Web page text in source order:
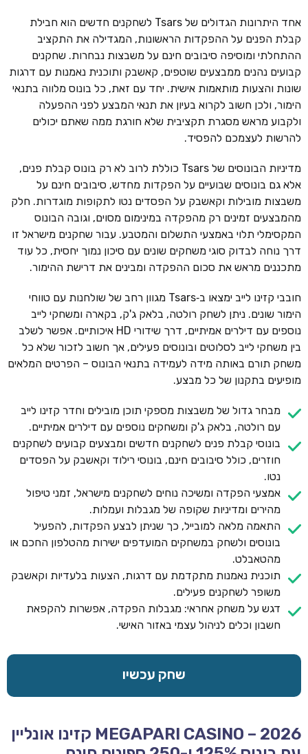
אחד היתרונות הגדולים של Tsars לשחקנים חדשים הוא חבילת
קבלת הפנים על ההפקדות הראשונות, המגדילה את התקציב
ההתחלתי ומוסיפה סיבובים חינם על משבצות נבחרות. שחקנים
קבועים נהנים ממבצעים שוטפים, קאשבק ותוכנית נאמנות עם דרגות
שונות והצעות מותאמות אישית. יחד עם זאת, כל בונוס מלווה בתנאי
הימור, ולכן חשוב לקרוא בעיון את תנאי המבצע לפני ההפעלה
ולקבוע מראש מסגרת תקציבית שלא חורגת ממה שאתם יכולים
להרשות לעצמכם להפסיד.
מדיניות הבונוסים של Tsars כוללת לרוב לא רק בונוס קבלת פנים,
אלא גם בונוסים שבועיים על הפקדות מחדש, סיבובים חינם על
משבצות מובילות וקאשבק על הפסדים נטו לתקופות מוגדרות. חלק
מהמבצעים זמינים רק מהפקדה במינימום מסוים, וגובה הבונוס
המקסימלי תלוי באמצעי התשלום והמטבע. עבור שחקנים מישראל זו
דרך נוחה לבדוק סוגי משחקים שונים עם סיכון נמוך יחסית, כל עוד
מתכננים מראש את סכום ההפקדה ומבינים את דרישת ההימור.
חובבי קזינו לייב ימצאו ב‑Tsars מגוון רחב של שולחנות עם טווחי
הימור שונים. ניתן לשחק רולטה, בלאק ג'ק, בקארה ומשחקי לייב
נוספים עם דילרים אמיתיים, דרך שידורי HD איכותיים. אפשר לשלב
בין משחקי לייב לסלוטים ובונוסים פעילים, אך חשוב לזכור שלא כל
משחק תורם באותה מידה לעמידה בתנאי הבונוס – הפרטים המלאים
מופיעים בתקנון של כל מבצע.
מבחר גדול של משבצות מספקי תוכן מובילים וחדר קזינו לייב
עם רולטה, בלאק ג'ק ומשחקים נוספים עם דילרים אמיתיים.
בונוסי קבלת פנים לשחקנים חדשים ומבצעים קבועים לשחקנים
חוזרים, כולל סיבובים חינם, בונוסי רילוד וקאשבק על הפסדים
נטו.
אמצעי הפקדה ומשיכה נוחים לשחקנים מישראל, זמני טיפול
מהירים ומדיניות שקופה של מגבלות ועמלות.
התאמה מלאה למובייל, כך שניתן לבצע הפקדות, להפעיל
בונוסים ולשחק במשחקים המועדפים ישירות מהטלפון החכם או
מהטאבלט.
תוכנית נאמנות מתקדמת עם דרגות, הצעות בלעדיות וקאשבק
משופר לשחקנים פעילים.
דגש על משחק אחראי: מגבלות הפקדה, אפשרות להקפאת
חשבון וכלים לניהול עצמי באזור האישי.
שחק עכשיו
MEGAPARI CASINO – 2026 קזינו אונליין